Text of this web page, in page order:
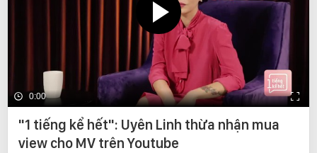
0:00
"1 tiếng kể hết": Uyên Linh thừa nhận mua
view cho MV trên Youtube